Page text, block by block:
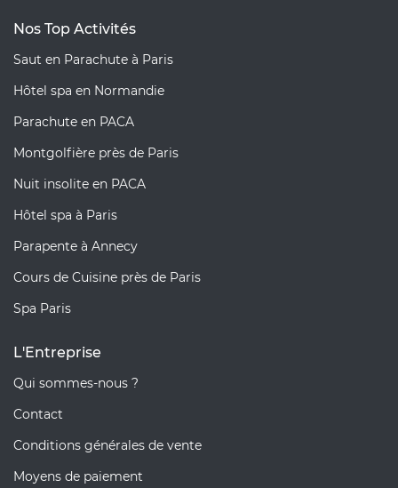
Nos Top Activités
Saut en Parachute à Paris
Hôtel spa en Normandie
Parachute en PACA
Montgolfière près de Paris
Nuit insolite en PACA
Hôtel spa à Paris
Parapente à Annecy
Cours de Cuisine près de Paris
Spa Paris
L'Entreprise
Qui sommes-nous ?
Contact
Conditions générales de vente
Moyens de paiement